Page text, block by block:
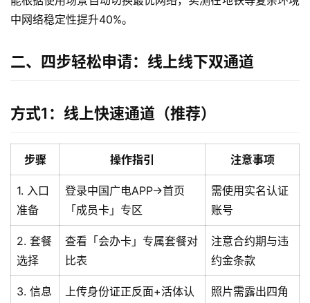
中网络稳定性提升40%。
二、四步轻松申请：线上线下双通道
方式1：线上快速通道（推荐）
步骤 操作指引 注意事项
1. 入口
准备
登录中国广电APP→首页
「成员卡」专区
需使用实名认证
账号
2. 套餐
选择
查看「会办卡」专属套餐对
比表
注意合约期与违
约金条款
3. 信息
上传身份证正反面+活体认
照片需露出四角